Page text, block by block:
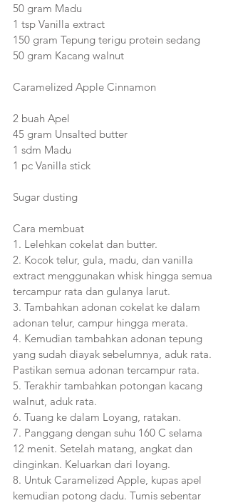
50 gram Madu
1 tsp Vanilla extract
150 gram Tepung terigu protein sedang
50 gram Kacang walnut
Caramelized Apple Cinnamon
2 buah Apel
45 gram Unsalted butter
1 sdm Madu
1 pc Vanilla stick
Sugar dusting
Cara membuat
1. Lelehkan cokelat dan butter.
2. Kocok telur, gula, madu, dan vanilla
extract menggunakan whisk hingga semua
tercampur rata dan gulanya larut.
3. Tambahkan adonan cokelat ke dalam
adonan telur, campur hingga merata.
4. Kemudian tambahkan adonan tepung
yang sudah diayak sebelumnya, aduk rata.
Pastikan semua adonan tercampur rata.
5. Terakhir tambahkan potongan kacang
walnut, aduk rata.
6. Tuang ke dalam Loyang, ratakan.
7. Panggang dengan suhu 160 C selama
12 menit. Setelah matang, angkat dan
dinginkan. Keluarkan dari loyang.
8. Untuk Caramelized Apple, kupas apel
kemudian potong dadu. Tumis sebentar